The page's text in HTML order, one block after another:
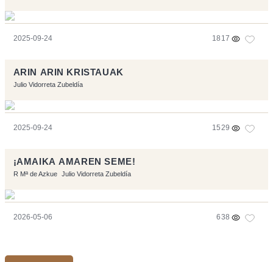
2025-09-24 1817
ARIN ARIN KRISTAUAK
Julio Vidorreta Zubeldía
2025-09-24 1529
¡AMAIKA AMAREN SEME!
R Mª de Azkue Julio Vidorreta Zubeldía
2026-05-06 638